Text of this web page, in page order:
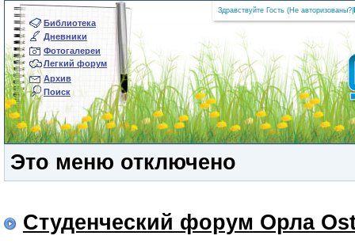
Библиотека
Дневники
Фотогалереи
Легкий форум
Архив
Поиск
Здравствуйте Гость (Не авторизованы?
Это меню отключено
Студенческий форум Орла